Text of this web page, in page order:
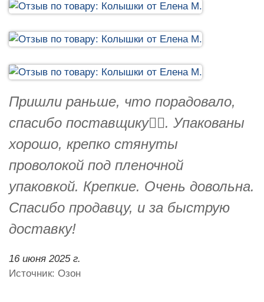
Пришли раньше, что порадовало,
спасибо поставщику👍🏻. Упакованы
хорошо, крепко стянуты
проволокой под пленочной
упаковкой. Крепкие. Очень довольна.
Спасибо продавцу, и за быструю
доставку!
16 июня 2025 г.
Источник: Озон